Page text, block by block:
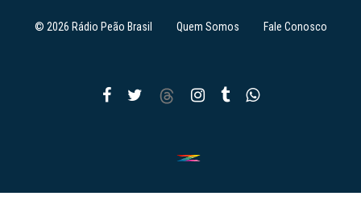
© 2026 Rádio Peão Brasil Quem Somos Fale Conosco